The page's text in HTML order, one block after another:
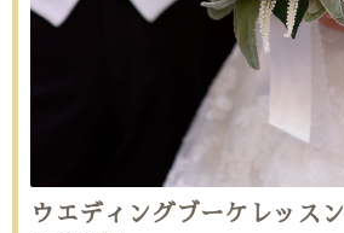
ウエディングブーケレッスン